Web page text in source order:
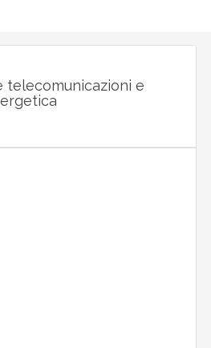
telecomunicazioni e